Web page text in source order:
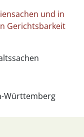
und in
Gerichtsbarkeit
Württemberg